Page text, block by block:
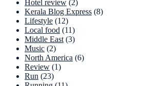
Hotel review (2)
Kerala Blog Express (8)
Lifestyle (12)
Local food (11)
Middle East (3)
Music (2)
North America (6)
Review (1)
Run (23)